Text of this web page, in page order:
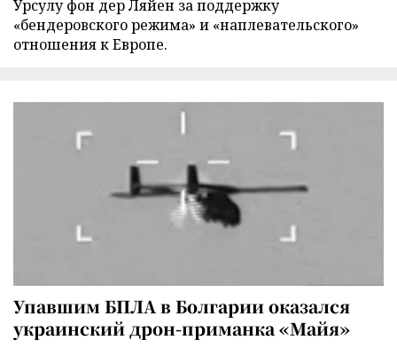
Урсулу фон дер Ляйен за поддержку
«бендеровского режима» и «наплевательского»
отношения к Европе.
Упавшим БПЛА в Болгарии оказался
украинский дрон-приманка «Майя»